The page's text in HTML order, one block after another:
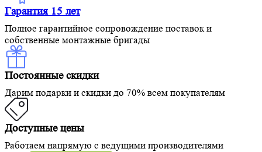
Гарантия 15 лет
Полное гарантийное сопровождение поставок и
собственные монтажные бригады
Постоянные скидки
Дарим подарки и скидки до 70% всем покупателям
Доступные цены
Работаем напрямую с ведущими производителями